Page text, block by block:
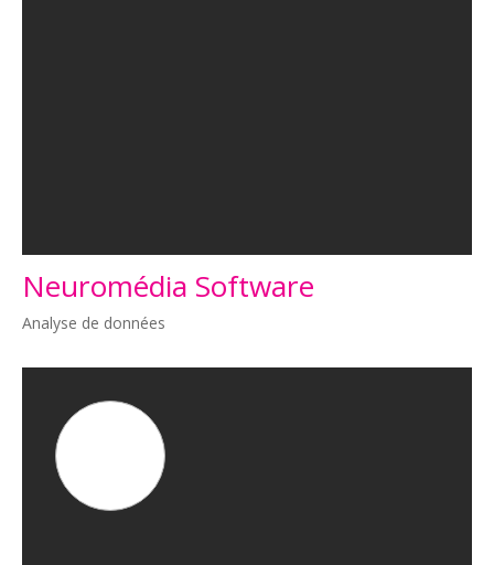
Neuromédia Software
Analyse de données